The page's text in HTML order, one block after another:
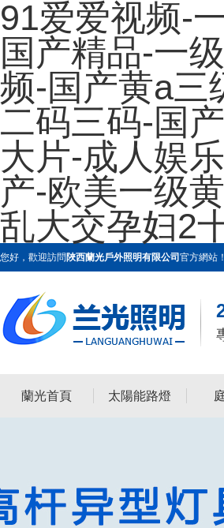
91爱爱视频-
国产精品-一
频-国产黄a三
二码三码-国
大片-成人娱
产-欧美一级
乱大交孕妇2
您好，歡迎訪問 陜西蘭光戶外照明有限公司 官方網站！
蘭光首頁 太陽能路燈